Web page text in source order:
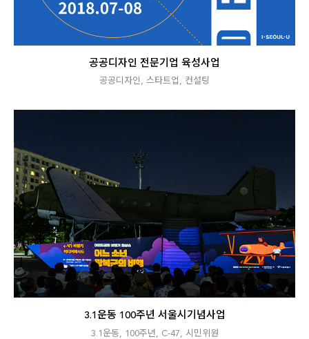
공공디자인 전문기업 육성사업
공공디자인 , 스타트업 , 컨설팅
3.1운동 100주년 서울시기념사업
3.1운동, 100주년, C-47, 시민위원